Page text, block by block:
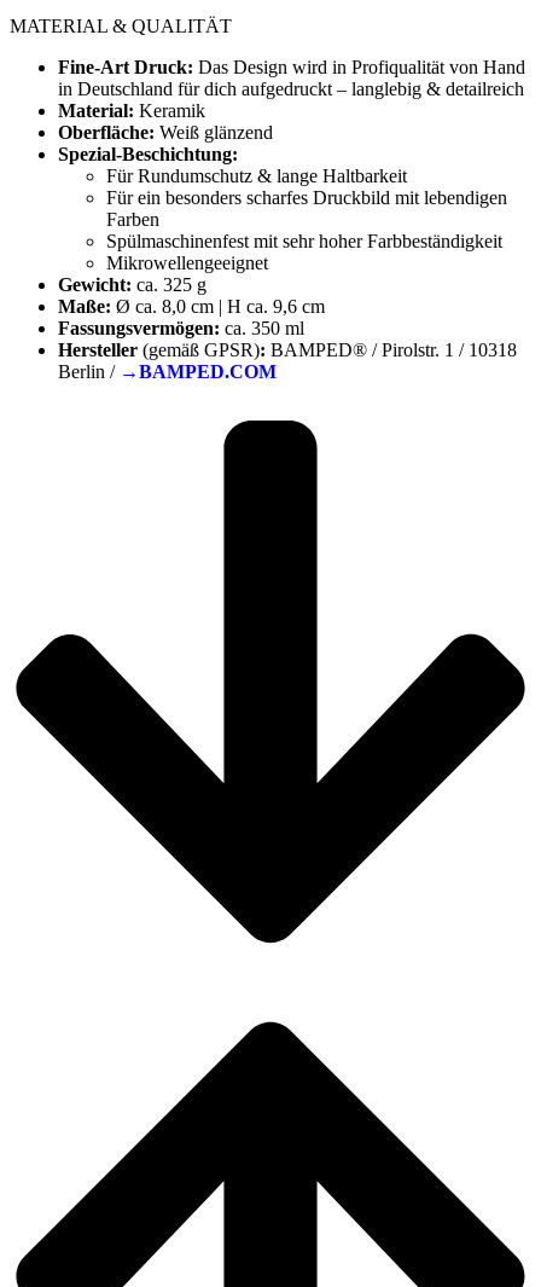
MATERIAL & QUALITÄT
Fine-Art Druck: Das Design wird in Profiqualität von Hand
in Deutschland für dich aufgedruckt – langlebig & detailreich
Material: Keramik
Oberfläche: Weiß glänzend
Spezial-Beschichtung:
Für Rundumschutz & lange Haltbarkeit
Für ein besonders scharfes Druckbild mit lebendigen
Farben
Spülmaschinenfest mit sehr hoher Farbbeständigkeit
Mikrowellengeeignet
Gewicht: ca. 325 g
Maße: Ø ca. 8,0 cm | H ca. 9,6 cm
Fassungsvermögen: ca. 350 ml
Hersteller (gemäß GPSR): BAMPED® / Pirolstr. 1 / 10318
Berlin / →BAMPED.COM